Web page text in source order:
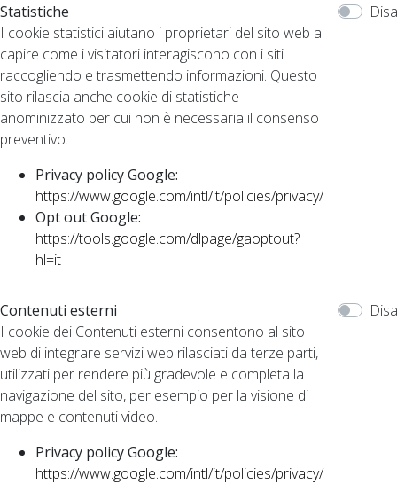
Statistiche
I cookie statistici aiutano i proprietari del sito web a
capire come i visitatori interagiscono con i siti
raccogliendo e trasmettendo informazioni. Questo
sito rilascia anche cookie di statistiche
anominizzato per cui non è necessaria il consenso
preventivo.
Privacy policy Google:
https://www.google.com/intl/it/policies/privacy/
Opt out Google:
https://tools.google.com/dlpage/gaoptout?
hl=it
Contenuti esterni
I cookie dei Contenuti esterni consentono al sito
web di integrare servizi web rilasciati da terze parti,
utilizzati per rendere più gradevole e completa la
navigazione del sito, per esempio per la visione di
mappe e contenuti video.
Privacy policy Google:
https://www.google.com/intl/it/policies/privacy/